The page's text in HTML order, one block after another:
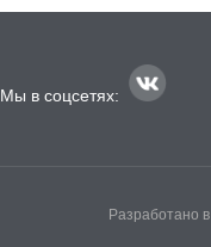
Мы в соцсетях:
Разработано в